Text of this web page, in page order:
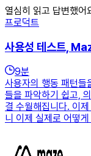
열심히 읽고 답변했어
프로덕트
사용성 테스트,
9분
사용자의 행동 패턴들
들을 파악하기 쉽고,
결 수월해집니다. 이
니 이제 실제로 어떻